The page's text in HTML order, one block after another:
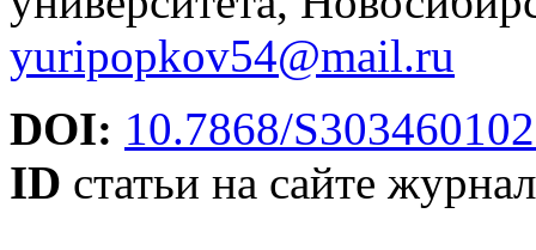
yuripopkov54@mail.ru
DOI: 10.7868/
ID статьи на сайте